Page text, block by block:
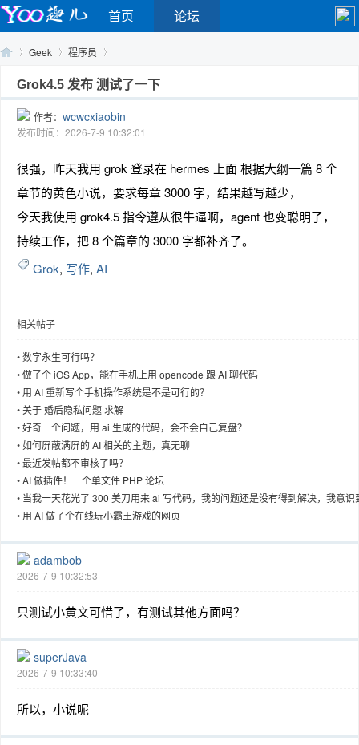
首页 论坛
Geek
›
程序员
›
Grok4.5 发布 测试了一下
作者： wcwcxiaobin
发布时间：2026-7-9 10:32:01
很强，昨天我用 grok 登录在 hermes 上面 根据大纲一篇 8 个
章节的黄色小说，要求每章 3000 字，结果越写越少，
今天我使用 grok4.5 指令遵从很牛逼啊，agent 也变聪明了，
持续工作，把 8 个篇章的 3000 字都补齐了。
Grok, 写作, AI
相关帖子
•数字永生可行吗？
•做了个 iOS App，能在手机上用 opencode 跟 AI 聊代码
• 用 AI 重新写个手机操作系统是不是可行的？
•关于 婚后隐私问题 求解
•好奇一个问题，用 ai 生成的代码，会不会自己复盘？
•如何屏蔽满屏的 AI 相关的主题，真无聊
•最近发帖都不审核了吗？
•AI 做插件！一个单文件 PHP 论坛
• 当我一天花光了 300 美刀用来 ai 写代码，我的问题还是没有得到解决，我意识
ai 只有在辅佐没有思想
• 用 AI 做了个在线玩小霸王游戏的网页
adambob
2026-7-9 10:32:53
只测试小黄文可惜了，有测试其他方面吗？
superJava
2026-7-9 10:33:40
所以，小说呢